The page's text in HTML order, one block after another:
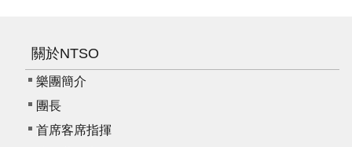
網
關於NTSO
樂團簡介
團長
首席客席指揮